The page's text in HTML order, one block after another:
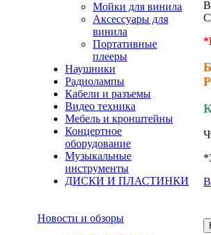
Мойки для винила
Аксессуары для
винила
Портативные
плееры
Наушники
Радиолампы
Кабели и разъемы
Видео техника
Мебель и кронштейны
Концертное
оборудование
Музыкальные
инструменты
ДИСКИ И ПЛАСТИНКИ
Новости и обзоры